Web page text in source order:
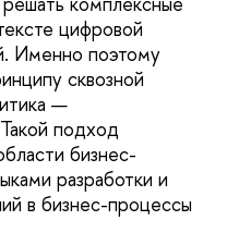
цифровой
Именно поэтому
сквозной
—
подход
бизнес-
разработки и
в бизнес-процессы